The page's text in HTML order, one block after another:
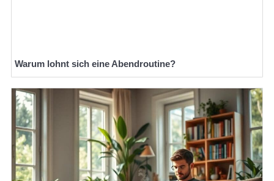
Warum lohnt sich eine Abendroutine?